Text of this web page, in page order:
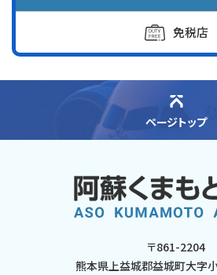
免税店
ページトップ
〒861-2204
熊本県上益城郡益城町大字